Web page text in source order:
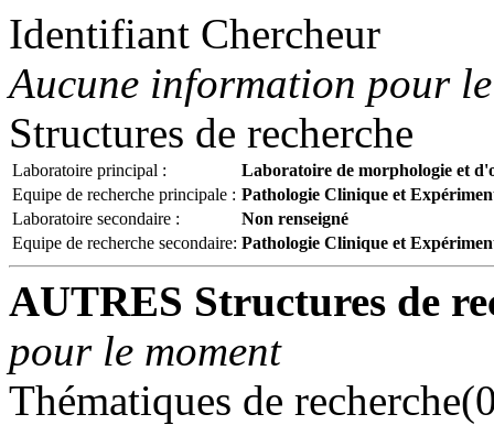
Identifiant Chercheur
Aucune information pour
Structures de recherche
Laboratoire principal :
Laboratoire de morphologie et
Equipe de recherche principale : Pathologie Clinique et
Laboratoire secondaire :
Non renseigné
Equipe de recherche secondaire: Pathologie Clinique et
AUTRES Structures de
pour le moment
Thématiques de